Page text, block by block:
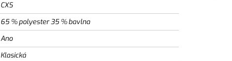
CXS
65 % polyester 35 % bavlna
Ano
Klasická